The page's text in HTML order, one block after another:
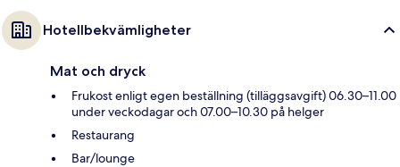
Hotellbekvämligheter
Mat och dryck
Frukost enligt egen beställning (tilläggsavgift) 06.30–11.00
under veckodagar och 07.00–10.30 på helger
Restaurang
Bar/lounge